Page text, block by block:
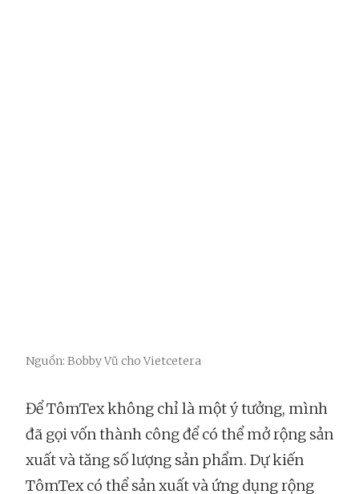
Nguồn: Bobby Vũ cho Vietcetera
Để TômTex không chỉ là một ý tưởng, mình
đã gọi vốn thành công để có thể mở rộng sản
xuất và tăng số lượng sản phẩm. Dự kiến
TômTex có thể sản xuất và ứng dụng rộng